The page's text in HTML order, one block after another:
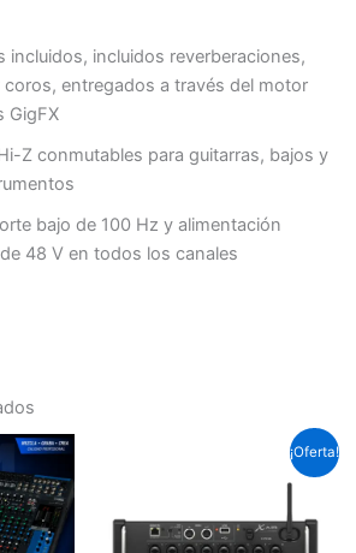
incluidos, incluidos reverberaciones,
coros, entregados a través del motor
GigFX
Z conmutables para guitarras, bajos y
bajo de 100 Hz y alimentación
48 V en todos los canales
¡Oferta!
Soles
S/.2,328.8.
Soles
S/.2,098.3.